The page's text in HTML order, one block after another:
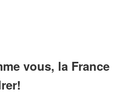
vous, la France